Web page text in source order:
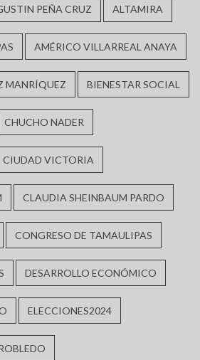
PEÑA CRUZ ALTAMIRA
AMÉRICO VILLARREAL ANAYA
MANRÍQUEZ BIENESTAR SOCIAL
CHUCHO NADER
CIUDAD VICTORIA
CLAUDIA SHEINBAUM PARDO
CONGRESO DE TAMAULIPAS
DESARROLLO ECONÓMICO
ELECCIONES2024